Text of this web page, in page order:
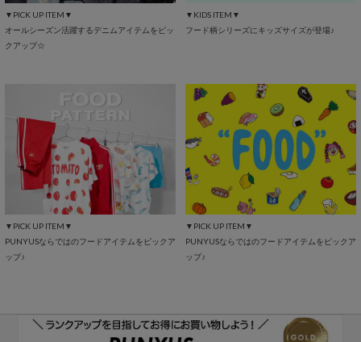
▼PICK UP ITEM▼
オールシーズン活躍するデニムアイテムをピッ
クアップ☆
▼KIDS ITEM▼
フード柄シリーズにキッズサイズが登場♪
▼PICK UP ITEM▼
PUNYUSならではのフードアイテムをピックア
ップ♪
▼PICK UP ITEM▼
PUNYUSならではのフードアイテムをピックア
ップ♪